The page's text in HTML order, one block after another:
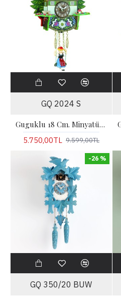
GQ 2024 S
Guguklu 18 Cm. Minyatür Saat
5.750,00TL 9.599,00TL
-26 %
GQ 350/20 BUW